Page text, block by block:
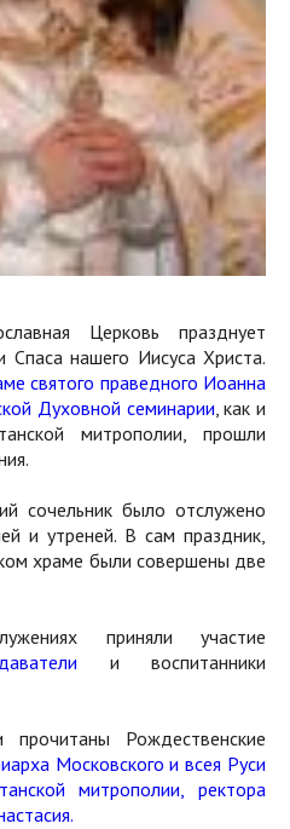
Церковь празднует
нашего Иисуса Христа.
святого праведного Иоанна
Духовной семинарии, как и
митрополии, прошли
сочельник было отслужено
и утреней. В сам праздник,
храме были совершены две
приняли участие
и воспитанники
Рождественские
Московского и всея Руси
митрополии, ректора